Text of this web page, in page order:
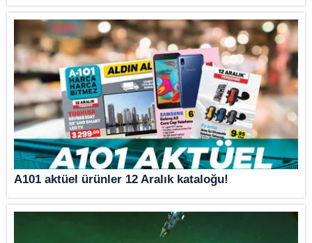
A101 aktüel ürünler 12 Aralık kataloğu!